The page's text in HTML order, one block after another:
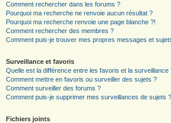
Comment rechercher dans les forums ?
Pourquoi ma recherche ne renvoie aucun résultat ?
Pourquoi ma recherche renvoie une page blanche ?!
Comment rechercher des membres ?
Comment puis-je trouver mes propres messages et
Surveillance et favoris
Quelle est la différence entre les favoris et la surveillance
Comment mettre en favoris ou surveiller des sujets ?
Comment surveiller des forums ?
Comment puis-je supprimer mes surveillances de sujets ?
Fichiers joints